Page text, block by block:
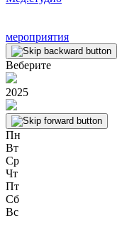
мероприятия
Веберите
2025
Пн
Вт
Ср
Чт
Пт
Сб
Вс